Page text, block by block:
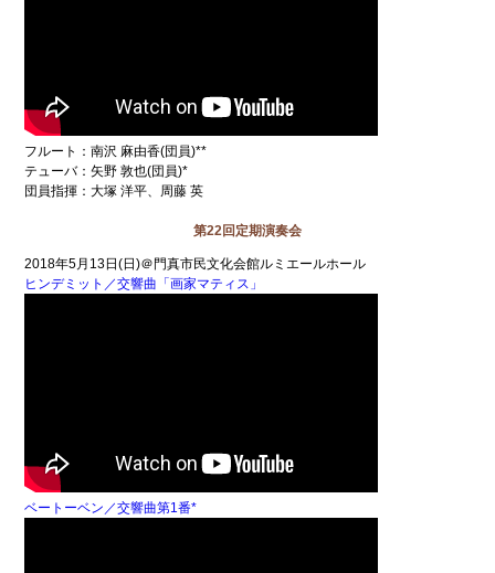
フルート：南沢 麻由香(団員)**
テューバ：矢野 敦也(団員)*
団員指揮：大塚 洋平、周藤 英
第22回定期演奏会
2018年5月13日(日)＠門真市民文化会館ルミエールホール
ヒンデミット／交響曲「画家マティス」
ベートーベン／交響曲第1番*